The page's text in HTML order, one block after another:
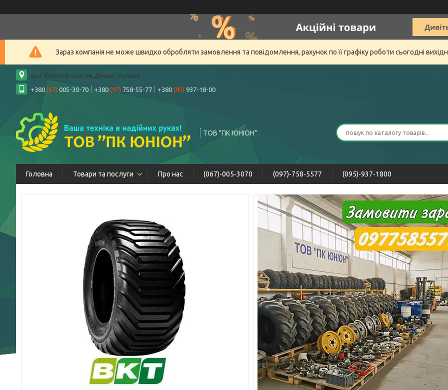
Зараз компанія не може швидко обробляти замовлення та повідомлення, рахунок по її графіку роботи сьогодні
вул. Філософська 84, Дніпро, Україна
+380 (67) 005-30-70 +380 (97) 758-55-77 +380 (95) 937-18-00
ТОВ "ПК ЮНІОН"
Головна Товари та послуги Про нас (067)-005-3070 (097)-758-5577 (095)-937-1800